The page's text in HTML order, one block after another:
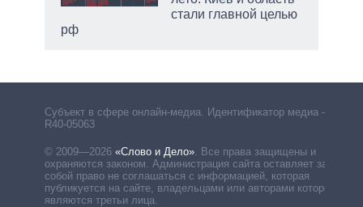
стали главной целью
рф
Субъект в сфере онлайн-медиа. Идентификатор медиа –
R40-05063
© 2009—2026 «Слово и Дело»
Все права защищены и
охраняются законом. Администрация сайта оставляет за
собой право не соглашаться с информацией, которая
публикуется на сайте, владельцами или авторами которой
являются третьи лица.